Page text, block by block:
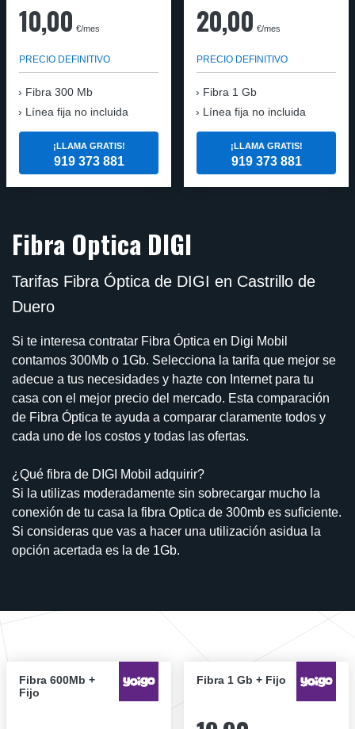
10,00 €/mes
PRECIO DEFINITIVO
Fibra 300 Mb
Línea fija no incluida
¡LLAMA GRATIS!
919 373 881
20,00 €/mes
PRECIO DEFINITIVO
Fibra 1 Gb
Línea fija no incluida
¡LLAMA GRATIS!
919 373 881
Fibra Optica DIGI
Tarifas Fibra Óptica de DIGI en Castrillo de
Duero
Si te interesa contratar Fibra Óptica en Digi Mobil
contamos 300Mb o 1Gb. Selecciona la tarifa que mejor se
adecue a tus necesidades y hazte con Internet para tu
casa con el mejor precio del mercado. Esta comparación
de Fibra Óptica te ayuda a comparar claramente todos y
cada uno de los costos y todas las ofertas.
¿Qué fibra de DIGI Mobil adquirir?
Si la utilizas moderadamente sin sobrecargar mucho la
conexión de tu casa la fibra Optica de 300mb es suficiente.
Si consideras que vas a hacer una utilización asidua la
opción acertada es la de 1Gb.
Fibra 600Mb +
Fijo
Fibra 1 Gb + Fijo